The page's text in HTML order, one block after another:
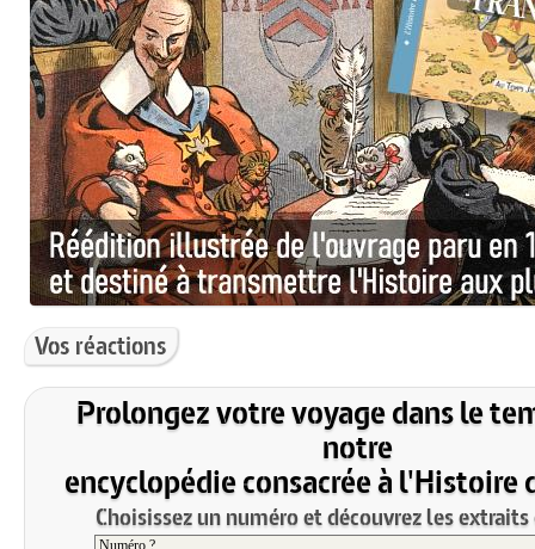
Vos réactions
Prolongez votre voyage dans le
notre
encyclopédie consacrée à l'Histoire
Choisissez un numéro et découvrez les